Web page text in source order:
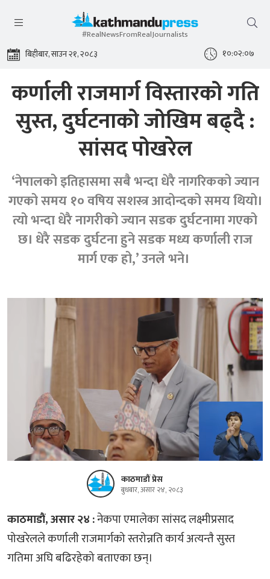
#RealNewsFromRealJournalists
बिहीबार, साउन २१, २०८३ १०:०२:०८
कर्णाली राजमार्ग विस्तारको गति
सुस्त, दुर्घटनाको जोखिम बढ्दै :
सांसद पोखरेल
‘नेपालको इतिहासमा सबै भन्दा धेरै नागरिकको ज्यान
गएको समय १० वषिय सशस्त्र आदोन्दको समय थियो।
त्यो भन्दा धेरै नागरीको ज्यान सडक दुर्घटनामा गएको
छ। धेरै सडक दुर्घटना हुने सडक मध्य कर्णाली राज
मार्ग एक हो,’ उनले भने।
काठमाडौं प्रेस
बुधबार, असार २४, २०८३
काठमाडौं, असार २४ :नेकपा एमालेका सांसद लक्ष्मीप्रसाद
पोखरेलले कर्णाली राजमार्गको स्तरोन्नति कार्य अत्यन्तै सुस्त
गतिमा अघि बढिरहेको बताएका छन्।